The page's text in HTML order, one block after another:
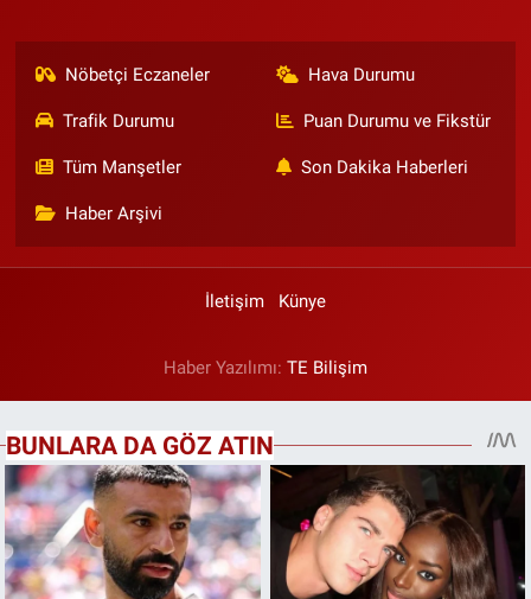
Nöbetçi Eczaneler Hava Durumu
Trafik Durumu Puan Durumu ve Fikstür
Tüm Manşetler Son Dakika Haberleri
Haber Arşivi
İletişim Künye
Haber Yazılımı: TE Bilişim